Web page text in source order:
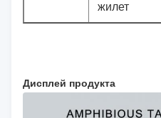
жилет
Дисплей продукта